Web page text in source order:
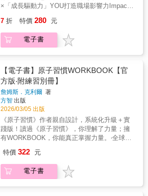
數據與行動，幫你找出求職時的瓶頸點，把時
間花在真正能拿到 Offer 的行動上。善用這套
勝率。無論你是做什麼工作，都能用這套《量
化求職》系統，找到你通往海外、頂尖外商與
遠距工作的路，並設計屬於你自己專屬的求職
的角度思考：「所以，我能得到什麼？」 請選
好」，重點才會一眼浮現。 如果想檢查文章是
否真的好懂，就丟進 Google 翻譯試試看。 最
好的減法寫作練習，就是「指路」── 用最短的
情書 試著把讀者設定成特別的「某個人」，像
寫情書一樣體貼： 揣摩對方「心裡的流向」、
他此刻的狀態是什麼？ 用對方日常會用的詞
彙、帶著體溫的「肉體語言」，以及有感情的
「關係式話語」。 精煉過的人味，是AI時代人
類的最後堡壘。 報告提案書道歉信感謝函求職
信社群貼文…… 想要讓人「看懂並行動」，一
本搞定 99% 的寫作難題！ 學會「簡短卻達
意」，你的影響力將會「大」不一樣。
抱改變。o串聯資源：跳脫個體作戰，連結人、
團隊與資源網絡，擴大影響力。o引領方向：從
揮影響力：讓你的選擇與行動，不僅成就更好
的自己，也改變身邊的人與組織。願你帶著這
本書，在每一次變化中，找到自己的位置與力
｜WTW韋萊韜悅員工體驗暨變革管理大中華區
負責人姚德瑜｜DDI美商宏智國際顧問公司全球
董事顧問許書揚｜經緯智庫(MGR Consulting)
股份有限公司總經理游舒帆｜商業思維學院院
長盧世安｜人資小週末社群/創辦人 蘇書平｜先
行智庫執行長（以上按首字筆畫排序）
×「成長驅動力」YOU打造職場影響力Impact
BM：瞭解營運的語言，能融合團隊串連資
源。"人資營運力PO：懂得讓組織動起來的手
段。"成長驅動力YOU：自己的選擇與決定影響
Influence，真正能把Influence轉化為Impact的
關鍵，是信任Trust。沒有信任，影響力就停留
在表面；有了信任，影響力才能累積成為持續
的成果。Know people, make things happen.
Know business, make yourself better. 五階段
｜成就更好的你o察覺變化：有意識地觀察環境
改變，不再只是被動應對需求與機會。o展開行
動：主動積極的態度，從小處著手，不畏懼擁
抱改變。o串聯資源：跳脫個體作戰，連結人、
團隊與資源網絡，擴大影響力。o引領方向：從
揮影響力：讓你的選擇與行動，不僅成就更好
的自己，也改變身邊的人與組織。願你帶著這
本書，在每一次變化中，找到自己的位置與力
7 折 特價 280 元
電子書
【電子書】原子習慣WORKBOOK【官
方版‧附練習別冊】
詹姆斯．克利爾 著
方智 出版
2026/03/05 出版
《原子習慣》作者親自設計，系統化升級＋實
踐版！讀過《原子習慣》，你理解了力量；擁
有WORKBOOK，你能真正掌握力量。‧全球狂
冠軍‧長踞Amazon、《紐約時報》暢銷書榜首‧
最佳商業、自我成長書全球第一暢銷、史上評
價最高習慣建立冠軍書作者親撰，唯一正宗實
特價 322 元
電子書